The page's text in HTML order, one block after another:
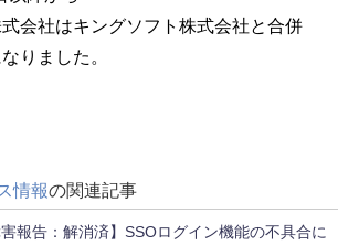
会社はキングソフト株式会社と合併
りました。
情報の関連記事
害報告：解消済】SSOログイン機能の不具合に